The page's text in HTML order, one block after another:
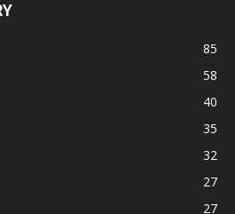
85
58
40
35
32
27
27